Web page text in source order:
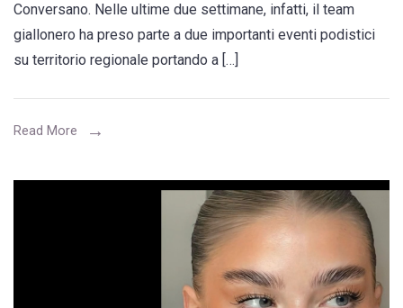
si
afferma
giro
Puglia,
comincia
alla
la
Conversano. Nelle ultime due settimane, infatti, il team
giallonero ha preso parte a due importanti eventi podistici
su territorio regionale portando a […]
Read More